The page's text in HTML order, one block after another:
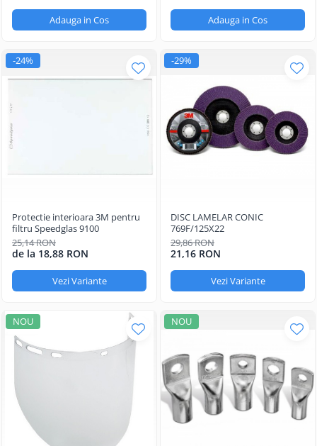
Adauga in Cos Adauga in Cos
-24%
Protectie interioara 3M pentru
filtru Speedglas 9100
25,14 RON
de la 18,88 RON
Vezi Variante
-29%
DISC LAMELAR CONIC
769F/125X22
29,86 RON
21,16 RON
Vezi Variante
NOU NOU